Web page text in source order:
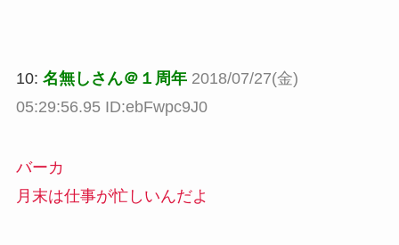
10: 名無しさん＠１周年 2018/07/27(金)
05:29:56.95 ID:ebFwpc9J0
バーカ
月末は仕事が忙しいんだよ